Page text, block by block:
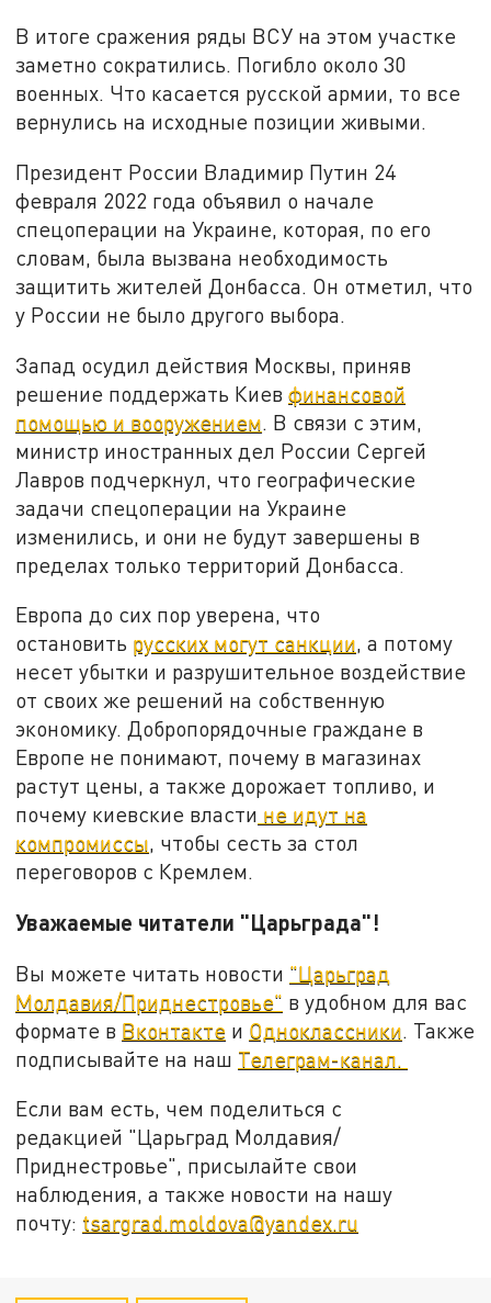
В итоге сражения ряды ВСУ на этом участке
заметно сократились. Погибло около 30
военных. Что касается русской армии, то все
вернулись на исходные позиции живыми.
Президент России Владимир Путин 24
февраля 2022 года объявил о начале
спецоперации на Украине, которая, по его
словам, была вызвана необходимость
защитить жителей Донбасса. Он отметил, что
у России не было другого выбора.
Запад осудил действия Москвы, приняв
решение поддержать Киевфинансовой
помощью и вооружением . В связи с этим,
министр иностранных дел России Сергей
Лавров подчеркнул, что географические
задачи спецоперации на Украине
изменились, и они не будут завершены в
пределах только территорий Донбасса.
Европа до сих пор уверена, что
остановить русских могут санкции, а потому
несет убытки и разрушительное воздействие
от своих же решений на собственную
экономику. Добропорядочные граждане в
Европе не понимают, почему в магазинах
растут цены, а также дорожает топливо, и
почему киевские власти не идут на
компромиссы, чтобы сесть за стол
переговоров с Кремлем.
Уважаемые читатели "Царьграда"!
Вы можете читать новости "Царьград
Молдавия/Приднестровье" в удобном для вас
формате в Вконтакте и Одноклассники . Также
подписывайте на наш Телеграм-канал.
Если вам есть, чем поделиться с
редакцией "Царьград Молдавия/
Приднестровье", присылайте свои
наблюдения, а также новости на нашу
почту: tsargrad.moldova@yandex.ru